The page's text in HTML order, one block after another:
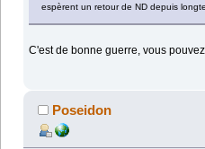
espèrent un retour de ND depuis
C'est de bonne guerre, vous
Poseidon